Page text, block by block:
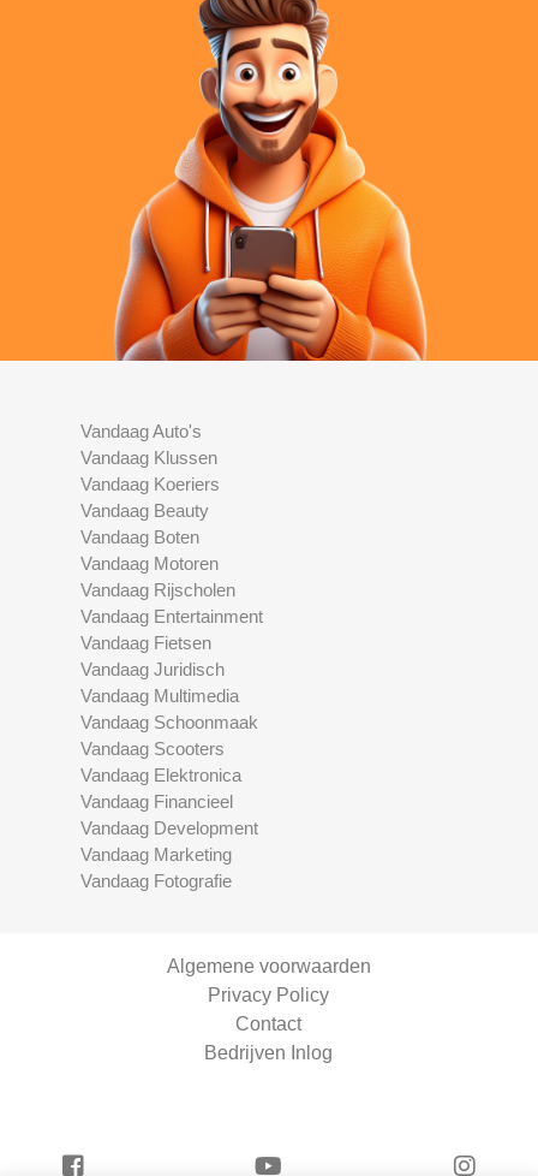
Vandaag Auto's
Vandaag Klussen
Vandaag Koeriers
Vandaag Beauty
Vandaag Boten
Vandaag Motoren
Vandaag Rijscholen
Vandaag Entertainment
Vandaag Fietsen
Vandaag Juridisch
Vandaag Multimedia
Vandaag Schoonmaak
Vandaag Scooters
Vandaag Elektronica
Vandaag Financieel
Vandaag Development
Vandaag Marketing
Vandaag Fotografie
Algemene voorwaarden
Privacy Policy
Contact
Bedrijven Inlog